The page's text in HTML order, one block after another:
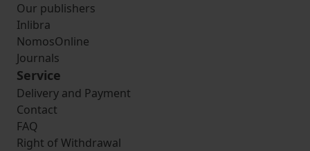
Our publishers
Inlibra
NomosOnline
Journals
Service
Delivery and Payment
Contact
FAQ
Right of Withdrawal